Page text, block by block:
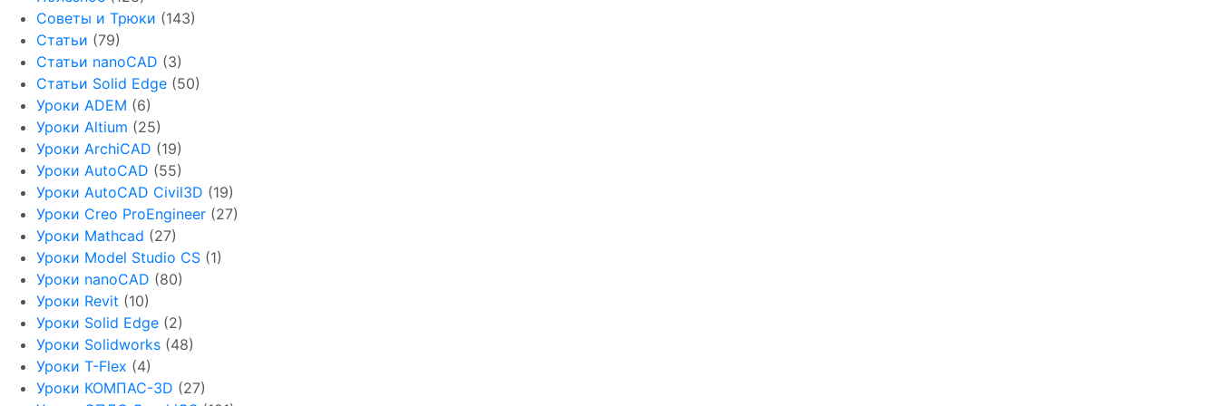
Советы и Трюки (143)
Статьи (79)
Статьи nanoCAD (3)
Статьи Solid Edge (50)
Уроки ADEM (6)
Уроки Altium (25)
Уроки ArchiCAD (19)
Уроки AutoCAD (55)
Уроки AutoCAD Civil3D (19)
Уроки Creo ProEngineer (27)
Уроки Mathcad (27)
Уроки Model Studio CS (1)
Уроки nanoCAD (80)
Уроки Revit (10)
Уроки Solid Edge (2)
Уроки Solidworks (48)
Уроки T-Flex (4)
Уроки КОМПАС-3D (27)